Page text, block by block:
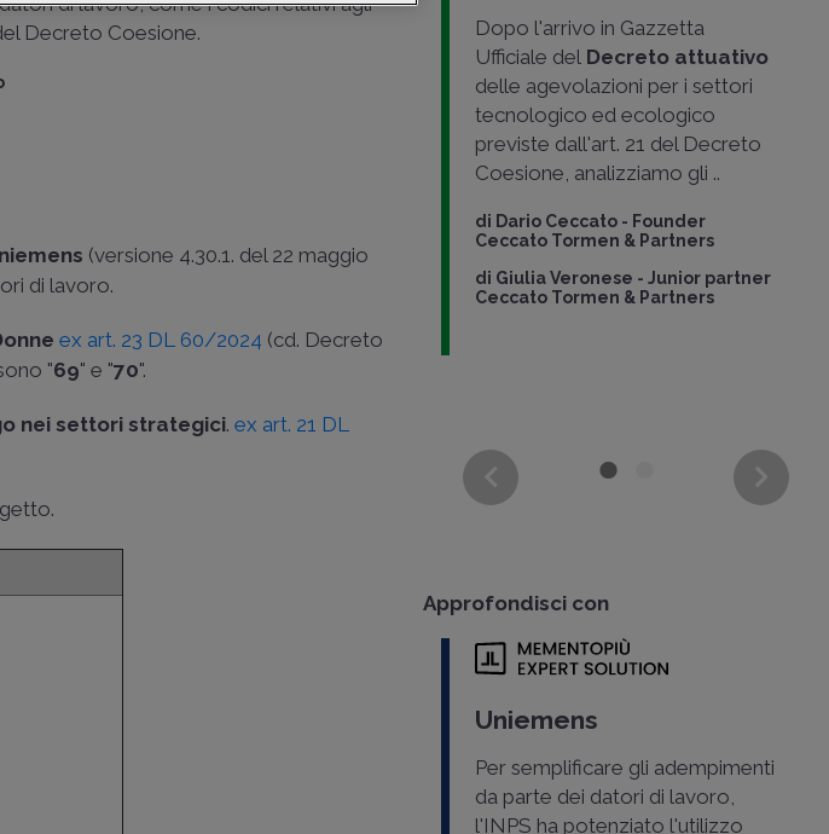
Decreto Coesione.
(versione 4.30.1. del 22 maggio
di lavoro.
ex art. 23 DL 60/2024 (cd. Decreto
"69" e "70".
nei settori strategici.ex art. 21 DL
IlDecreto interministeriale n.
Spa
Dopo l'arrivo in Gazzetta
Ufficiale del Decreto attuativo
delle agevolazioni per i settori
tecnologico ed ecologico
previste dall'art. 21 del Decreto
Coesione, analizziamo gli ..
di Dario Ceccato - Founder
Ceccato Tormen & Partners
di Giulia Veronese - Junior partner
Ceccato Tormen & Partners
Approfondisci con
Uniemens
Per semplificare gli adempimenti
da parte dei datori di lavoro,
l'INPS ha potenziato l'utilizzo